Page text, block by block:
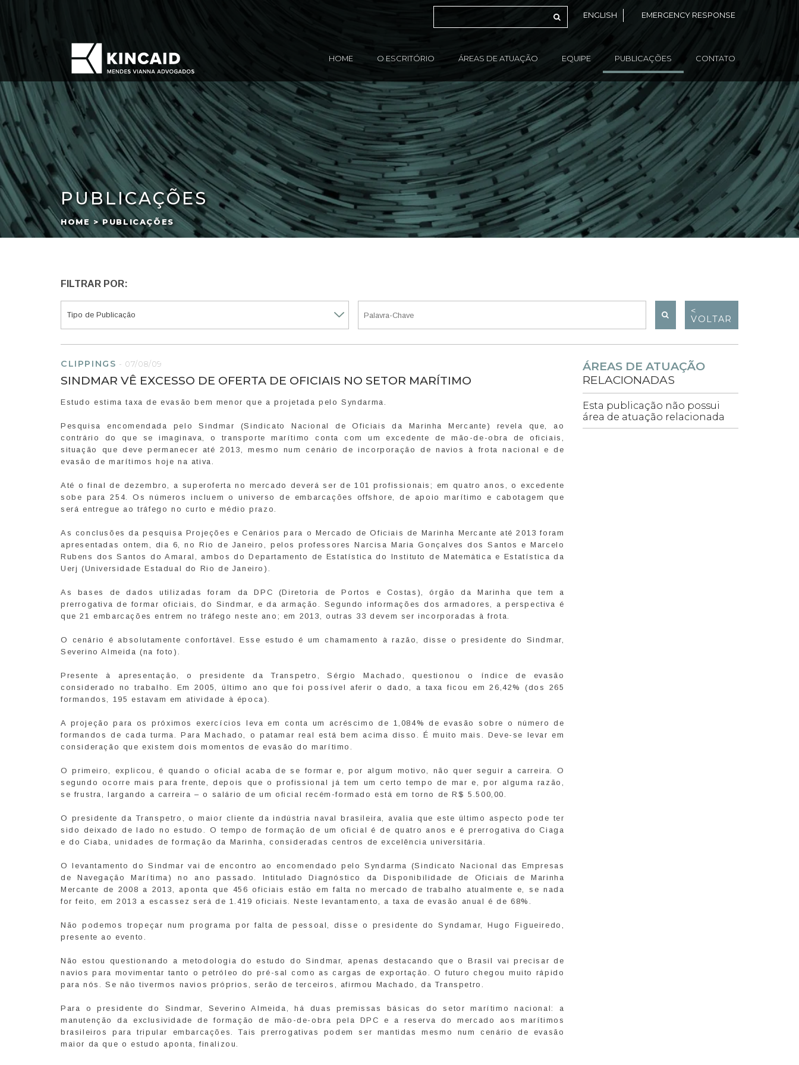
ENGLISH EMERGENCY RESPONSE
HOME O ESCRITÓRIO ÁREAS DE ATUAÇÃO EQUIPE PUBLICAÇÕES CONTATO
PUBLICAÇÕES
HOME > PUBLICAÇÕES
FILTRAR POR:
<
VOLTAR
CLIPPINGS -07/08/09
SINDMAR VÊ EXCESSO DE OFERTA DE OFICIAIS NO SETOR MARÍTIMO
Estudo estima taxa de evasão bem menor que a projetada pelo Syndarma.
Pesquisa encomendada pelo Sindmar (Sindicato Nacional de Oficiais da Marinha Mercante) revela que, ao
contrário do que se imaginava, o transporte marítimo conta com um excedente de mão-de-obra de oficiais,
situação que deve permanecer até 2013, mesmo num cenário de incorporação de navios à frota nacional e de
evasão de marítimos hoje na ativa.
Até o final de dezembro, a superoferta no mercado deverá ser de 101 profissionais; em quatro anos, o excedente
sobe para 254. Os números incluem o universo de embarcações offshore, de apoio marítimo e cabotagem que
será entregue ao tráfego no curto e médio prazo.
As conclusões da pesquisa Projeções e Cenários para o Mercado de Oficiais de Marinha Mercante até 2013 foram
apresentadas ontem, dia 6, no Rio de Janeiro, pelos professores Narcisa Maria Gonçalves dos Santos e Marcelo
Rubens dos Santos do Amaral, ambos do Departamento de Estatística do Instituto de Matemática e Estatística da
Uerj (Universidade Estadual do Rio de Janeiro).
As bases de dados utilizadas foram da DPC (Diretoria de Portos e Costas), órgão da Marinha que tem a
prerrogativa de formar oficiais, do Sindmar, e da armação. Segundo informações dos armadores, a perspectiva é
que 21 embarcações entrem no tráfego neste ano; em 2013, outras 33 devem ser incorporadas à frota.
O cenário é absolutamente confortável. Esse estudo é um chamamento à razão, disse o presidente do Sindmar,
Severino Almeida (na foto).
Presente à apresentação, o presidente da Transpetro, Sérgio Machado, questionou o índice de evasão
considerado no trabalho. Em 2005, último ano que foi possível aferir o dado, a taxa ficou em 26,42% (dos 265
formandos, 195 estavam em atividade à época).
A projeção para os próximos exercícios leva em conta um acréscimo de 1,084% de evasão sobre o número de
formandos de cada turma. Para Machado, o patamar real está bem acima disso. É muito mais. Deve-se levar em
consideração que existem dois momentos de evasão do marítimo.
O primeiro, explicou, é quando o oficial acaba de se formar e, por algum motivo, não quer seguir a carreira. O
segundo ocorre mais para frente, depois que o profissional já tem um certo tempo de mar e, por alguma razão,
se frustra, largando a carreira – o salário de um oficial recém-formado está em torno de R$ 5.500,00.
O presidente da Transpetro, o maior cliente da indústria naval brasileira, avalia que este último aspecto pode ter
sido deixado de lado no estudo. O tempo de formação de um oficial é de quatro anos e é prerrogativa do Ciaga
e do Ciaba, unidades de formação da Marinha, consideradas centros de excelência universitária.
O levantamento do Sindmar vai de encontro ao encomendado pelo Syndarma (Sindicato Nacional das Empresas
de Navegação Marítima) no ano passado. Intitulado Diagnóstico da Disponibilidade de Oficiais de Marinha
Mercante de 2008 a 2013, aponta que 456 oficiais estão em falta no mercado de trabalho atualmente e, se nada
for feito, em 2013 a escassez será de 1.419 oficiais. Neste levantamento, a taxa de evasão anual é de 68%.
Não podemos tropeçar num programa por falta de pessoal, disse o presidente do Syndamar, Hugo Figueiredo,
presente ao evento.
Não estou questionando a metodologia do estudo do Sindmar, apenas destacando que o Brasil vai precisar de
navios para movimentar tanto o petróleo do pré-sal como as cargas de exportação. O futuro chegou muito rápido
para nós. Se não tivermos navios próprios, serão de terceiros, afirmou Machado, da Transpetro.
Para o presidente do Sindmar, Severino Almeida, há duas premissas básicas do setor marítimo nacional: a
manutenção da exclusividade de formação de mão-de-obra pela DPC e a reserva do mercado aos marítimos
brasileiros para tripular embarcações. Tais prerrogativas podem ser mantidas mesmo num cenário de evasão
maior da que o estudo aponta, finalizou.
ÁREAS DE ATUAÇÃO
RELACIONADAS
Esta publicação não possui
área de atuação relacionada